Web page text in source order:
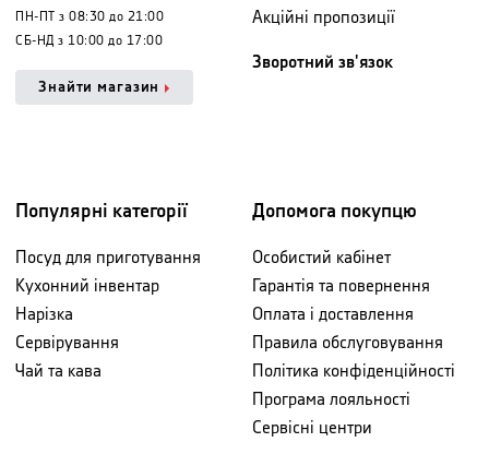
ПН-ПТ з 08:30 до 21:00
СБ-НД з 10:00 до 17:00
Знайти магазин
Акційні пропозиції
Зворотний зв'язок
Популярні категорії
Посуд для приготування
Кухонний інвентар
Нарізка
Сервірування
Чай та кава
Допомога покупцю
Особистий кабінет
Гарантія та повернення
Оплата і доставлення
Правила обслуговування
Політика конфіденційності
Програма лояльності
Сервісні центри